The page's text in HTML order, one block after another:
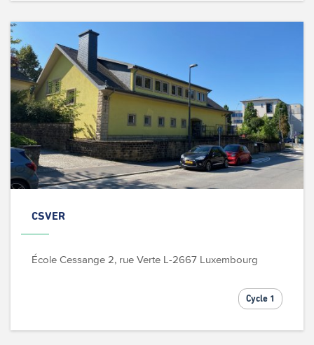
CSVER
École Cessange 2, rue Verte L-2667 Luxembourg
Cycle 1